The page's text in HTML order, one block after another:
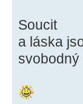
Soucit
a láska
svobodný